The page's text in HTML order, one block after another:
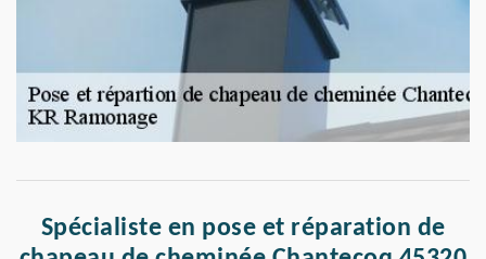
Spécialiste en pose et réparation de